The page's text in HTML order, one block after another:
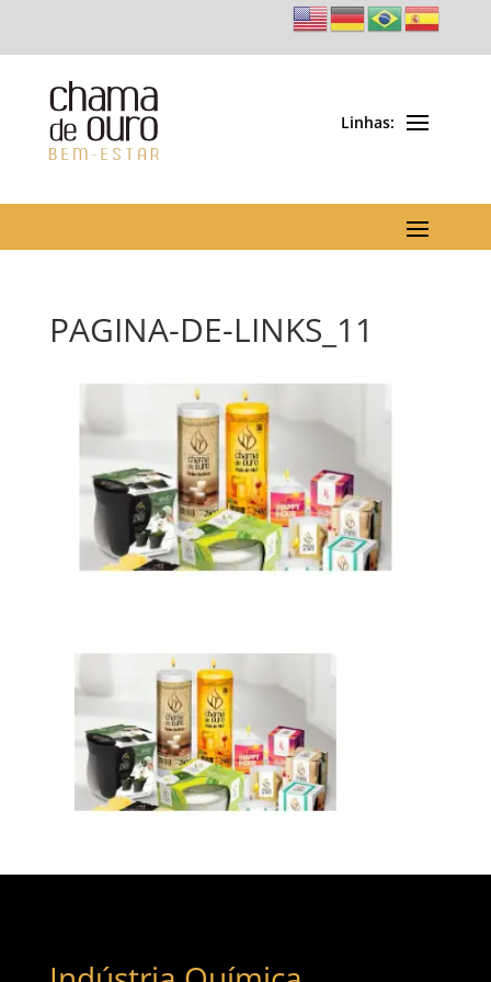
PAGINA-DE-LINKS_11